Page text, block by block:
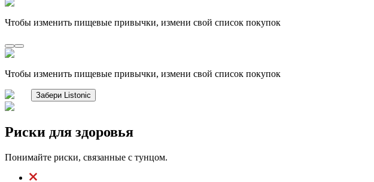
Чтобы изменить пищевые привычки, измени свой список покупок
Чтобы изменить пищевые привычки, измени свой список покупок
Забери Listonic
Риски для здоровья
Понимайте риски, связанные с тунцом.